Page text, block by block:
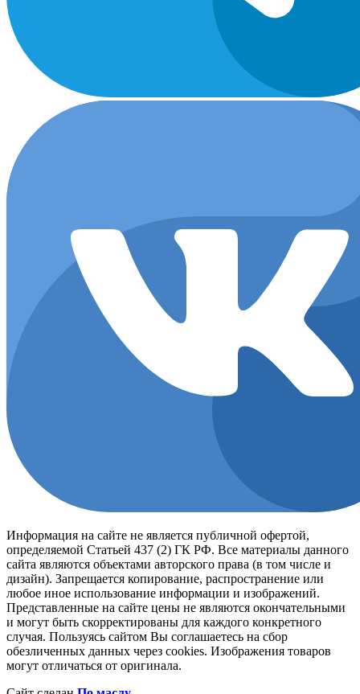
Информация на сайте не является публичной офертой,
определяемой Статьей 437 (2) ГК РФ. Все материалы данного
сайта являются объектами авторского права (в том числе и
дизайн). Запрещается копирование, распространение или
любое иное использование информации и изображений.
Представленные на сайте цены не являются окончательными
и могут быть скорректированы для каждого конкретного
случая. Пользуясь сайтом Вы соглашаетесь на сбор
обезличенных данных через cookies. Изображения товаров
могут отличаться от оригинала.